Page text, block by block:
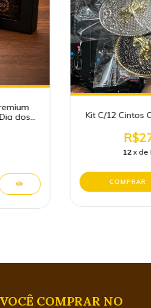
dos
Kit C/12 Cintos
12 x de
COMPRAR NO